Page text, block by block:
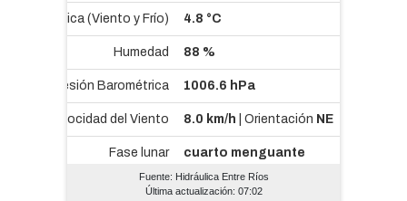
Fuente: Hidráulica Entre Ríos
Última actualización: 07:02